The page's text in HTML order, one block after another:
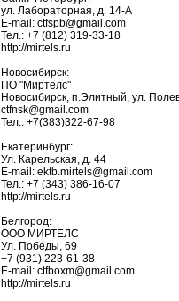
ул. Лабораторная, д. 14-А
E-mail: ctfspb@gmail.com
Тел.: +7 (812) 319-33-18
http://mirtels.ru
Новосибирск:
ПО "Миртелс"
Новосибирск, п.Элитный, ул.
ctfnsk@gmail.com
Тел.: +7(383)322-67-98
Екатеринбург:
Ул. Карельская, д. 44
E-mail: ektb.mirtels@gmail.com
Тел.: +7 (343) 386-16-07
http://mirtels.ru
Белгород:
ООО МИРТЕЛС
Ул. Победы, 69
+7 (931) 223-61-38
E-mail: ctfboxm@gmail.com
http://mirtels.ru